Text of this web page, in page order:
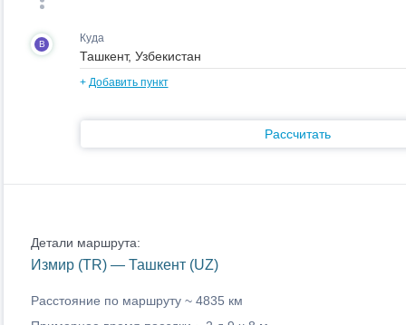
B Куда
+ Добавить пункт
Рассчитать
Детали маршрута:
Измир (TR) — Ташкент (UZ)
Расстояние по маршруту ~ 4835 км